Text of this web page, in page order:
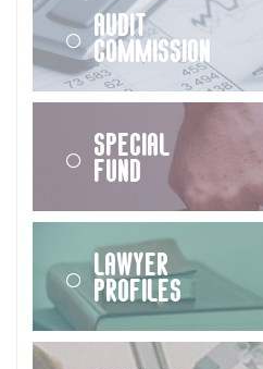
Audit
Commission
Special
Fund
Lawyer
Profiles